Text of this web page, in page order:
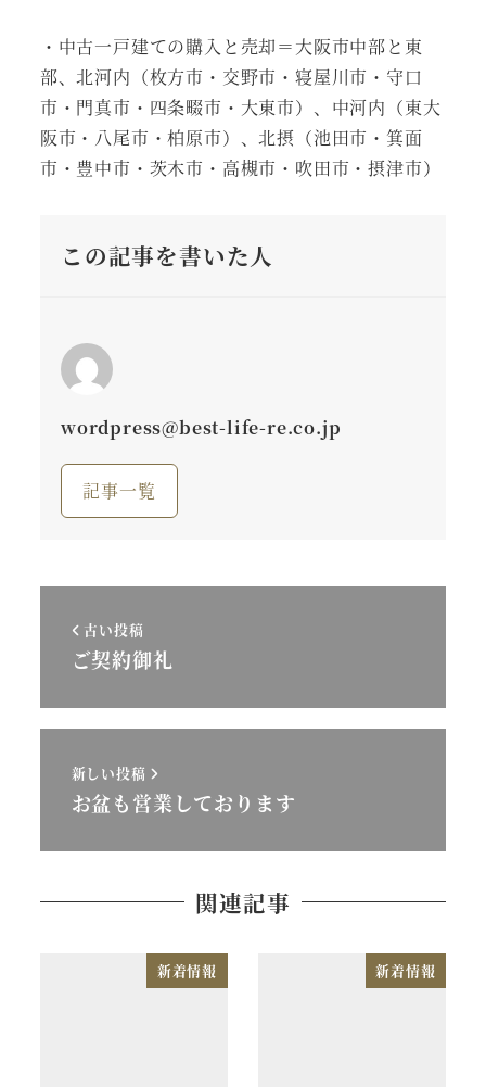
・中古一戸建ての購入と売却＝大阪市中部と東
部、北河内（枚方市・交野市・寝屋川市・守口
市・門真市・四条畷市・大東市）、中河内（東大
阪市・八尾市・柏原市）、北摂（池田市・箕面
市・豊中市・茨木市・高槻市・吹田市・摂津市）
この記事を書いた人
wordpress@best-life-re.co.jp
記事一覧
古い投稿
ご契約御礼
新しい投稿
お盆も営業しております
関連記事
新着情報 新着情報